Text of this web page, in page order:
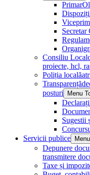
Primar
Secretar
Consiliu Local
proiecte, hcl,
Poliția locală
Transparență
posturi
Menu
Sugestii
Servicii publice
Depunere
transmitere
Taxe și